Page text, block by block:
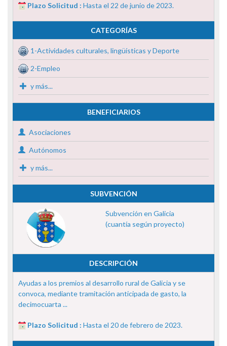
Plazo Solicitud : Hasta el 22 de junio de 2023.
CATEGORÍAS
1-Actividades culturales, lingüísticas y Deporte
2-Empleo
y más...
BENEFICIARIOS
Asociaciones
Autónomos
y más...
SUBVENCIÓN
Subvención en Galicia
(cuantía según proyecto)
DESCRIPCIÓN
Ayudas a los premios al desarrollo rural de Galicia y se
convoca, mediante tramitación anticipada de gasto, la
decimocuarta ...
Plazo Solicitud : Hasta el 20 de febrero de 2023.